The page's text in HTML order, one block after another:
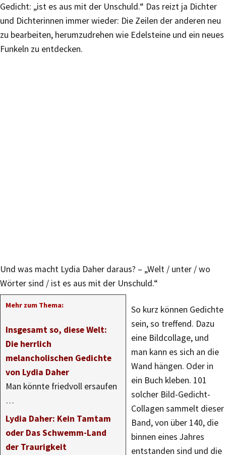
Gedicht: „ist es aus mit der Unschuld.“ Das reizt ja Dichter
und Dichterinnen immer wieder: Die Zeilen der anderen neu
zu bearbeiten, herumzudrehen wie Edelsteine und ein neues
Funkeln zu entdecken.
Und was macht Lydia Daher daraus? – „Welt / unter / wo
Wörter sind / ist es aus mit der Unschuld.“
Mehr zum Thema:
Insgesamt so, diese Welt:
Die herrlich
melancholischen Gedichte
von Lydia Daher
Man könnte friedvoll ersaufen
…
Lydia Daher: Kein Tamtam
oder Das Schwemm-Land
der Traurigkeit
So kurz können Gedichte
sein, so treffend. Dazu
eine Bildcollage, und
man kann es sich an die
Wand hängen. Oder in
ein Buch kleben. 101
solcher Bild-Gedicht-
Collagen sammelt dieser
Band, von über 140, die
binnen eines Jahres
entstanden sind und die